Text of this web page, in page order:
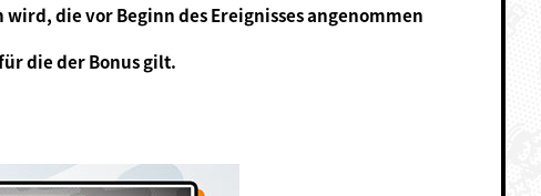
die vor Beginn des Ereignisses angenommen
die der Bonus gilt.